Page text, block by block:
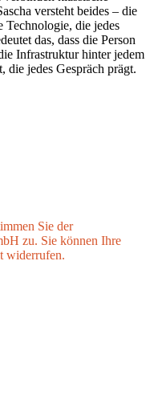
versteht beides – die
die jedes
das, dass die Person
Infrastruktur hinter jedem
die jedes Gespräch prägt.
Sie der
zu. Sie können Ihre
widerrufen.